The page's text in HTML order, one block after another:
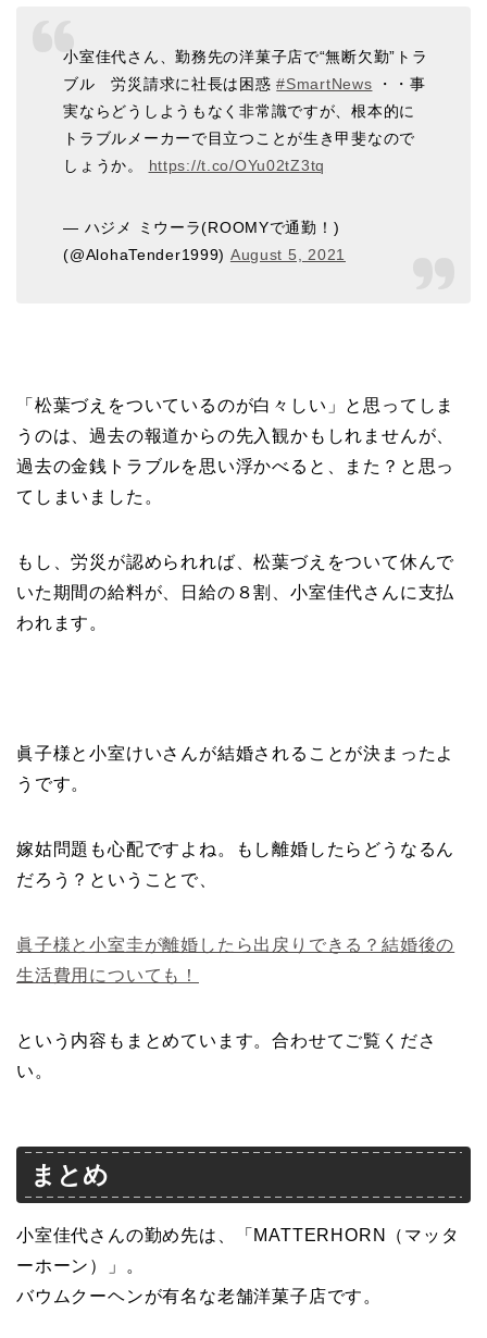
小室佳代さん、勤務先の洋菓子店で“無断欠勤”トラ
ブル 労災請求に社長は困惑#SmartNews ・・事
実ならどうしようもなく非常識ですが、根本的に
トラブルメーカーで目立つことが生き甲斐なので
しょうか。 https://t.co/OYu02tZ3tq
— ハジメ ミウーラ(ROOMYで通勤！)
(@AlohaTender1999) August 5, 2021
「松葉づえをついているのが白々しい」と思ってしま
うのは、過去の報道からの先入観かもしれませんが、
過去の金銭トラブルを思い浮かべると、また？と思っ
てしまいました。
もし、労災が認められれば、松葉づえをついて休んで
いた期間の給料が、日給の８割、小室佳代さんに支払
われます。
眞子様と小室けいさんが結婚されることが決まったよ
うです。
嫁姑問題も心配ですよね。もし離婚したらどうなるん
だろう？ということで、
眞子様と小室圭が離婚したら出戻りできる？結婚後の
生活費用についても！
という内容もまとめています。合わせてご覧くださ
い。
まとめ
小室佳代さんの勤め先は、「MATTERHORN（マッタ
ーホーン）」。
バウムクーヘンが有名な老舗洋菓子店です。